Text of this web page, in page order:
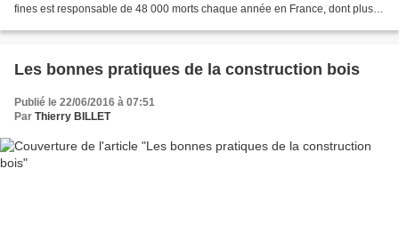
fines est responsable de 48 000 morts chaque année en France, dont plus
Les bonnes pratiques de la construction bois
Publié le 22/06/2016 à 07:51
Par Thierry BILLET